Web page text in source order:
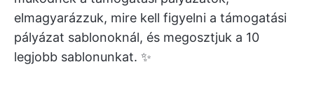
elmagyarázzuk, mire kell figyelni a támogatási
pályázat sablonoknál, és megosztjuk a 10
legjobb sablonunkat. ✨